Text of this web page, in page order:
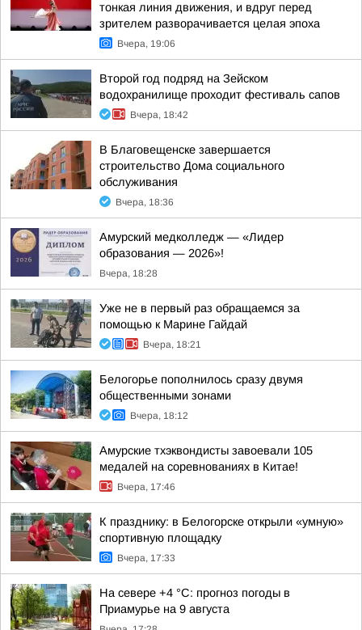
тонкая линия движения, и вдруг перед
зрителем разворачивается целая эпоха
Вчера, 19:06
Второй год подряд на Зейском
водохранилище проходит фестиваль сапов
Вчера, 18:42
В Благовещенске завершается
строительство Дома социального
обслуживания
Вчера, 18:36
Амурский медколледж — «Лидер
образования — 2026»!
Вчера, 18:28
Уже не в первый раз обращаемся за
помощью к Марине Гайдай
Вчера, 18:21
Белогорье пополнилось сразу двумя
общественными зонами
Вчера, 18:12
Амурские тхэквондисты завоевали 105
медалей на соревнованиях в Китае!
Вчера, 17:46
К празднику: в Белогорске открыли «умную»
спортивную площадку
Вчера, 17:33
На севере +4 °С: прогноз погоды в
Приамурье на 9 августа